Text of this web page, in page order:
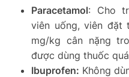
Paracetamol: Cho
viên uống, viên
mg/kg cân nặng
được dùng thuốc
Ibuprofen: Không